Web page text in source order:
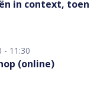
in context, toen
- 11:30
(online)